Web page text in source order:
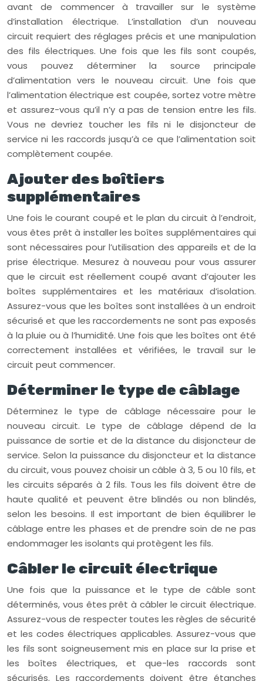
avant de commencer à travailler sur le système
d’installation électrique. L’installation d’un nouveau
circuit requiert des réglages précis et une manipulation
des fils électriques. Une fois que les fils sont coupés,
vous pouvez déterminer la source principale
d’alimentation vers le nouveau circuit. Une fois que
l’alimentation électrique est coupée, sortez votre mètre
et assurez-vous qu’il n’y a pas de tension entre les fils.
Vous ne devriez toucher les fils ni le disjoncteur de
service ni les raccords jusqu’à ce que l’alimentation soit
complètement coupée.
Ajouter des boîtiers
supplémentaires
Une fois le courant coupé et le plan du circuit à l’endroit,
vous êtes prêt à installer les boîtes supplémentaires qui
sont nécessaires pour l’utilisation des appareils et de la
prise électrique. Mesurez à nouveau pour vous assurer
que le circuit est réellement coupé avant d’ajouter les
boîtes supplémentaires et les matériaux d’isolation.
Assurez-vous que les boîtes sont installées à un endroit
sécurisé et que les raccordements ne sont pas exposés
à la pluie ou à l’humidité. Une fois que les boîtes ont été
correctement installées et vérifiées, le travail sur le
circuit peut commencer.
Déterminer le type de câblage
Déterminez le type de câblage nécessaire pour le
nouveau circuit. Le type de câblage dépend de la
puissance de sortie et de la distance du disjoncteur de
service. Selon la puissance du disjoncteur et la distance
du circuit, vous pouvez choisir un câble à 3, 5 ou 10 fils, et
les circuits séparés à 2 fils. Tous les fils doivent être de
haute qualité et peuvent être blindés ou non blindés,
selon les besoins. Il est important de bien équilibrer le
câblage entre les phases et de prendre soin de ne pas
endommager les isolants qui protègent les fils.
Câbler le circuit électrique
Une fois que la puissance et le type de câble sont
déterminés, vous êtes prêt à câbler le circuit électrique.
Assurez-vous de respecter toutes les règles de sécurité
et les codes électriques applicables. Assurez-vous que
les fils sont soigneusement mis en place sur la prise et
les boîtes électriques, et que-les raccords sont
sécurisés. Les raccordements doivent être étanches